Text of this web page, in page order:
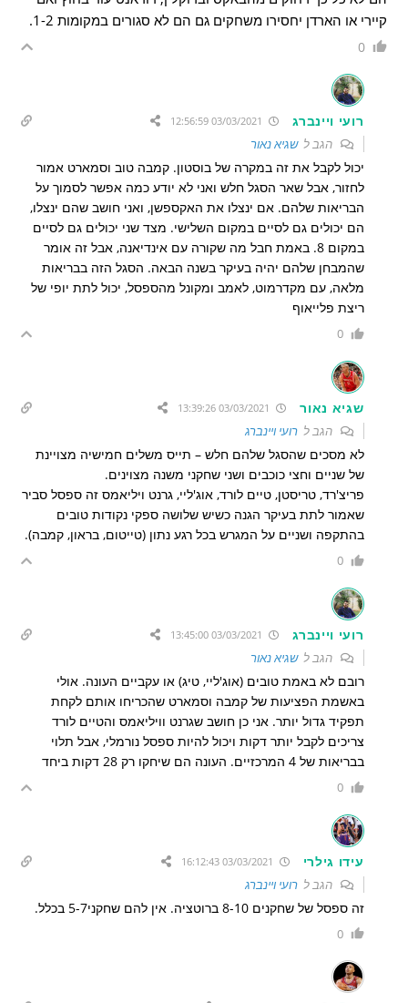
קיירי או הארדן יחסירו משחקים גם הם לא סגורים במקומות 1-2.
0
רועי ויינברג
הגב לשגיא נאור
יכול לקבל את זה במקרה של בוסטון. קמבה טוב וסמארט אמור
לחזור, אבל שאר הסגל חלש ואני לא יודע כמה אפשר לסמוך על
הבריאות שלהם. אם ינצלו את האקספשן, ואני חושב שהם ינצלו,
הם יכולים גם לסיים במקום השלישי. מצד שני יכולים גם לסיים
במקום 8. באמת חבל מה שקורה עם אינדיאנה, אבל זה אומר
שהמבחן שלהם יהיה בעיקר בשנה הבאה. הסגל הזה בבריאות
מלאה, עם מקדרמוט, לאמב ומקונל מהספסל, יכול לתת יופי של
ריצת פלייאוף
0
שגיא נאור
הגב לרועי ויינברג
לא מסכים שהסגל שלהם חלש – תייס משלים חמישיה מצויינת
של שניים וחצי כוכבים ושני שחקני משנה מצוינים.
פריצ'רד, טריסטן, טיים לורד, אוג'ליי, גרנט ויליאמס זה ספסל סביר
שאמור לתת בעיקר הגנה כשיש שלושה ספקי נקודות טובים
בהתקפה ושניים על המגרש בכל רגע נתון (טייטום, בראון, קמבה).
0
רועי ויינברג
הגב לשגיא נאור
רובם לא באמת טובים (אוג'ליי, טיג) או עקביים העונה. אולי
באשמת הפציעות של קמבה וסמארט שהכריחו אותם לקחת
תפקיד גדול יותר. אני כן חושב שגרנט וויליאמס והטיים לורד
צריכים לקבל יותר דקות ויכול להיות ספסל נורמלי, אבל תלוי
בבריאות של 4 המרכזיים. העונה הם שיחקו רק 28 דקות ביחד
0
עידו גילרי
הגב לרועי ויינברג
זה ספסל של שחקנים 8-10 ברוטציה. אין להם שחקני5-7 בכלל.
0